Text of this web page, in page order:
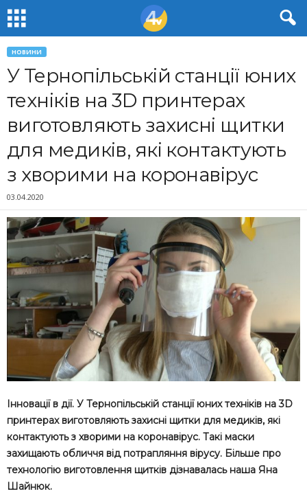
НОВИНИ
У Тернопільській станції юних
техніків на 3D принтерах
виготовляють захисні щитки
для медиків, які контактують
з хворими на коронавірус
03.04.2020
Інновації в дії. У Тернопільській станції юних техніків на 3D
принтерах виготовляють захисні щитки для медиків, які
контактують з хворими на коронавірус. Такі маски
захищають обличчя від потрапляння вірусу. Більше про
технологію виготовлення щитків дізнавалась наша Яна
Шайнюк.